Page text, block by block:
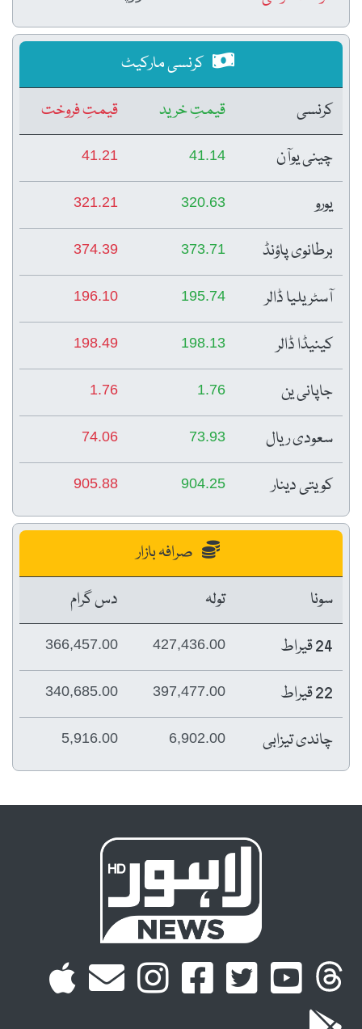
کرنسی مارکیٹ
کرنسی
قیمتِ خرید
قیمتِ فروخت
چینی یوآن
41.14
41.21
یورو 320.63
321.21
برطانوی پاؤنڈ 373.71
374.39
آسٹریلیا ڈالر 195.74
196.10
کینیڈا ڈالر 198.13
198.49
جاپانی ین 1.76
1.76
سعودی ریال 73.93
74.06
کویتی دینار 904.25
905.88
صرافہ بازار
سونا
تولہ
دس گرام
24 قیراط
427,436.00
366,457.00
22 قیراط 397,477.00
340,685.00
چاندی تیزابی 6,902.00
5,916.00